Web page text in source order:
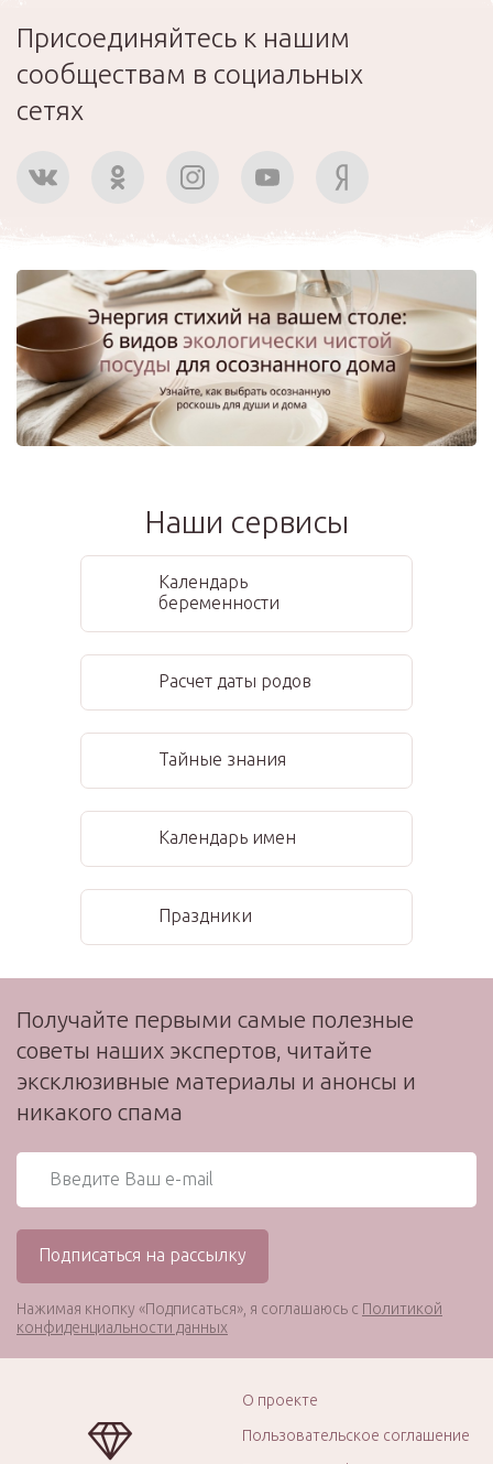
Присоединяйтесь к нашим
сообществам в социальных
сетях
Наши сервисы
Календарь
беременности
Расчет даты родов
Тайные знания
Календарь имен
Праздники
Получайте первыми самые полезные
советы наших экспертов, читайте
эксклюзивные материалы и анонсы и
никакого спама
Нажимая кнопку «Подписаться», я соглашаюсь с Политикой
конфиденциальности данных
О проекте
Пользовательское соглашение